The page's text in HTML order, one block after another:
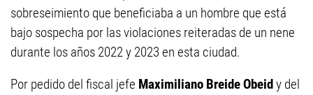
sobreseimiento que beneficiaba a un hombre que está
bajo sospecha por las violaciones reiteradas de un nene
durante los años 2022 y 2023 en esta ciudad.
Por pedido del fiscal jefe Maximiliano Breide Obeidy del